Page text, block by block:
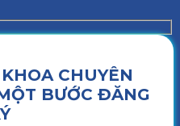
CHUYÊN
BƯỚC ĐĂNG